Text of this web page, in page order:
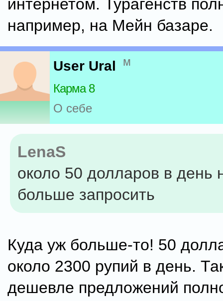
интернетом. Турагенств
например, на Мейн базаре.
User Ural м
Карма 8
О себе
LenaS
около 50 долларов в день
больше запросить
Куда уж больше-то! 50
около 2300 рупий в день.
дешевле предложений